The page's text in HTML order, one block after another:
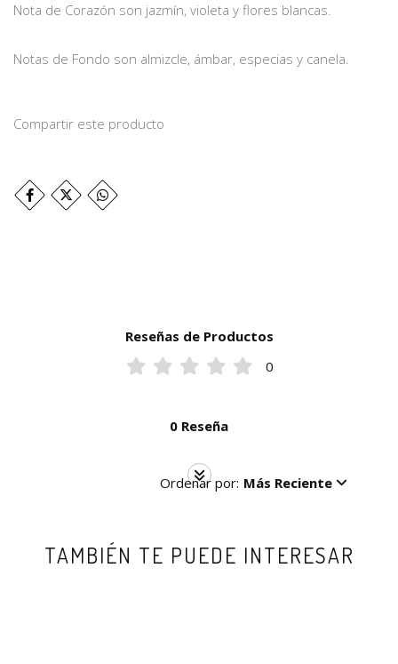
Nota de Corazón son jazmín, violeta y flores blancas.
Notas de Fondo son almizcle, ámbar, especias y canela.
Compartir este producto
Reseñas de Productos
0
0 Reseña
Ordenar por: Más Reciente
TAMBIÉN TE PUEDE INTERESAR